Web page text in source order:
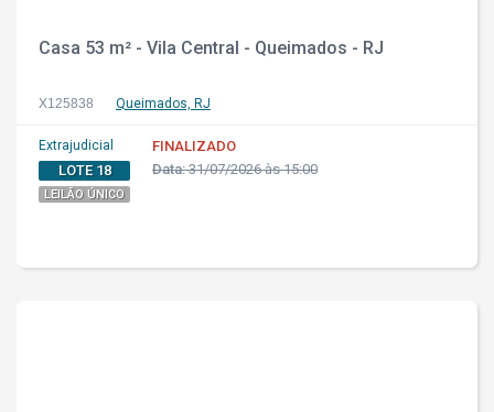
Casa 53 m² - Vila Central - Queimados - RJ
X125838 Queimados, RJ
Extrajudicial
LOTE 18
LEILÃO ÚNICO
FINALIZADO
Data:31/07/2026 às 15:00